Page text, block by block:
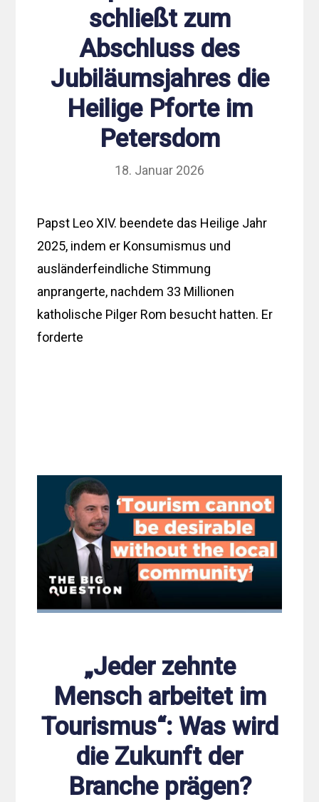
schließt zum
Abschluss des
Jubiläumsjahres die
Heilige Pforte im
Petersdom
18. Januar 2026
Papst Leo XIV. beendete das Heilige Jahr
2025, indem er Konsumismus und
ausländerfeindliche Stimmung
anprangerte, nachdem 33 Millionen
katholische Pilger Rom besucht hatten. Er
forderte
„Jeder zehnte
Mensch arbeitet im
Tourismus“: Was wird
die Zukunft der
Branche prägen?